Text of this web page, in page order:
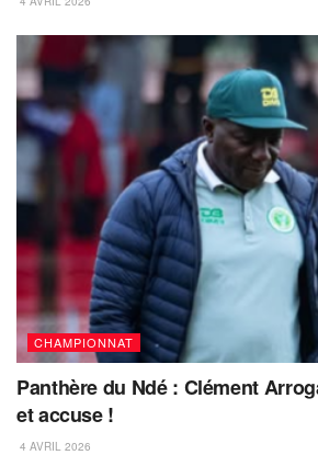
CHAMPIONNAT
Panthère du Ndé : Clément
et accuse !
4 AVRIL 2026